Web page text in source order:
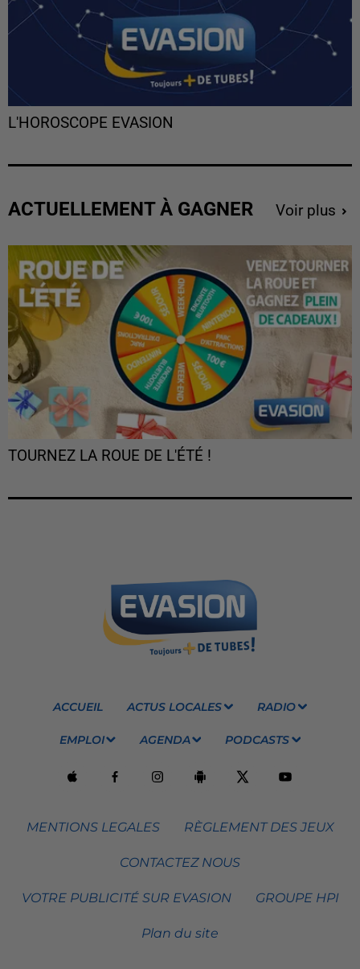
L'HOROSCOPE EVASION
ACTUELLEMENT À GAGNER Voir plus
TOURNEZ LA ROUE DE L'ÉTÉ !
ACCUEIL ACTUS LOCALES RADIO
EMPLOI AGENDA PODCASTS
MENTIONS LEGALES RÈGLEMENT DES JEUX
CONTACTEZ NOUS
VOTRE PUBLICITÉ SUR EVASION GROUPE HPI
Plan du site